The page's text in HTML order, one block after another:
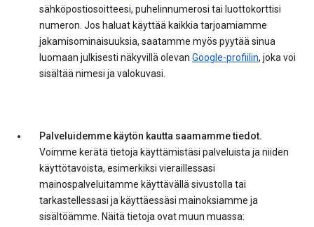
sähköpostiosoitteesi, puhelinnumerosi tai luottokorttisi
numeron. Jos haluat käyttää kaikkia tarjoamiamme
jakamisominaisuuksia, saatamme myös pyytää sinua
luomaan julkisesti näkyvillä olevan Google-profiilin, joka voi
sisältää nimesi ja valokuvasi.
Palveluidemme käytön kautta saamamme tiedot.
Voimme kerätä tietoja käyttämistäsi palveluista ja niiden
käyttötavoista, esimerkiksi vieraillessasi
mainospalveluitamme käyttävällä sivustolla tai
tarkastellessasi ja käyttäessäsi mainoksiamme ja
sisältöämme. Näitä tietoja ovat muun muassa: